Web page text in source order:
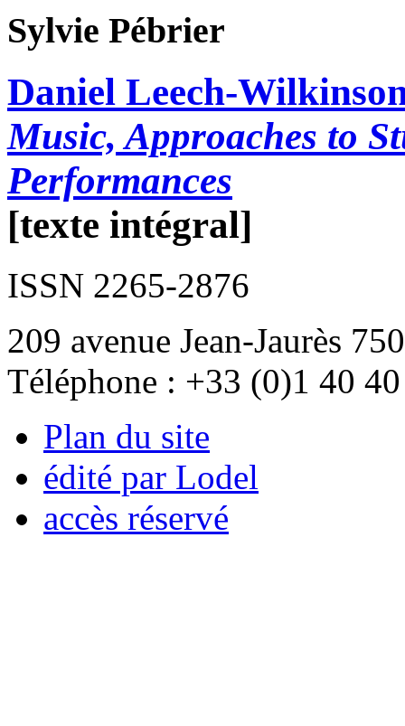
Sylvie Pébrier
Daniel Leech-
Music, Approaches to
Performances
[texte intégral]
ISSN 2265-2876
209 avenue Jean-Jaurès
Téléphone : +33 (0)1 40
Plan du site
édité par Lodel
accès réservé